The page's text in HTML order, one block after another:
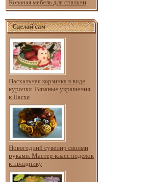
Кованая мебель для спальни
Сделай сам
Пасхальная корзинка в виде
курочки. Вязаные украшения
к Пасхе
Новогодний сувенир своими
руками. Мастер-класс поделок
к празднику